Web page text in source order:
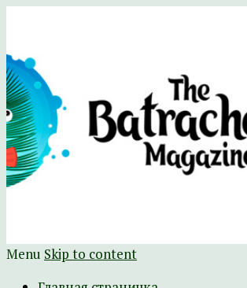
The Batrachospermum
Батрахоспермум
Menu Skip to content